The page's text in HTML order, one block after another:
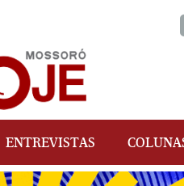
ENTREVISTAS